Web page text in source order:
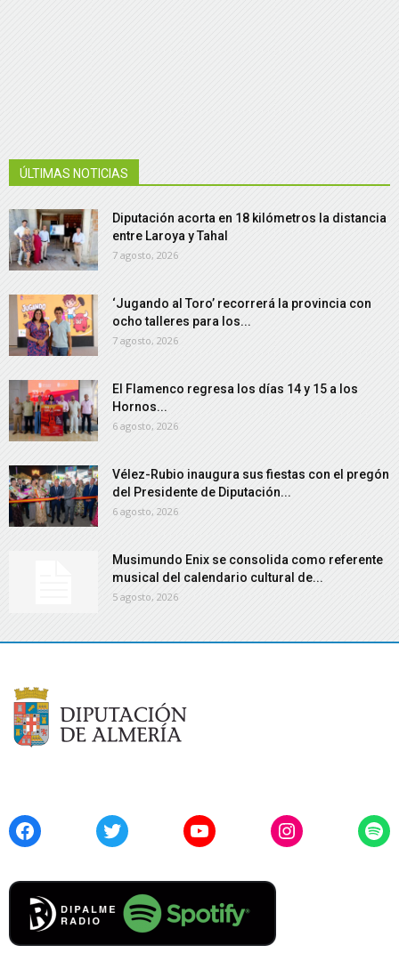
ÚLTIMAS NOTICIAS
Diputación acorta en 18 kilómetros la distancia
entre Laroya y Tahal
7 agosto, 2026
‘Jugando al Toro’ recorrerá la provincia con
ocho talleres para los...
7 agosto, 2026
El Flamenco regresa los días 14 y 15 a los
Hornos...
6 agosto, 2026
Vélez-Rubio inaugura sus fiestas con el pregón
del Presidente de Diputación...
6 agosto, 2026
Musimundo Enix se consolida como referente
musical del calendario cultural de...
5 agosto, 2026
FacebookTwitter YouTubeInstagram